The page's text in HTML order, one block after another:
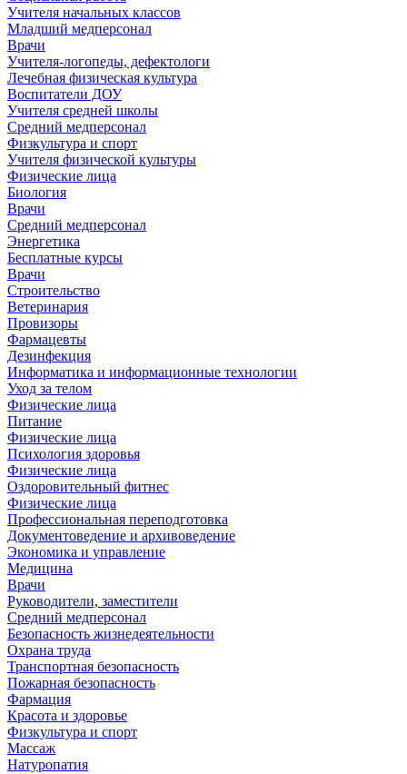
Учителя начальных классов
Младший медперсонал
Врачи
Учителя-логопеды, дефектологи
Лечебная физическая культура
Воспитатели ДОУ
Учителя средней школы
Средний медперсонал
Физкультура и спорт
Учителя физической культуры
Физические лица
Биология
Врачи
Средний медперсонал
Энергетика
Бесплатные курсы
Врачи
Строительство
Ветеринария
Провизоры
Фармацевты
Дезинфекция
Информатика и информационные технологии
Уход за телом
Физические лица
Питание
Физические лица
Психология здоровья
Физические лица
Оздоровительный фитнес
Физические лица
Профессиональная переподготовка
Документоведение и архивоведение
Экономика и управление
Медицина
Врачи
Руководители, заместители
Средний медперсонал
Безопасность жизнедеятельности
Охрана труда
Транспортная безопасность
Пожарная безопасность
Фармация
Красота и здоровье
Физкультура и спорт
Массаж
Натуропатия